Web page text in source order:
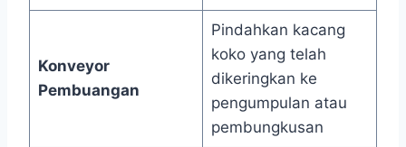
Konveyor
Pembuangan
Pindahkan kacang
koko yang telah
dikeringkan ke
pengumpulan atau
pembungkusan